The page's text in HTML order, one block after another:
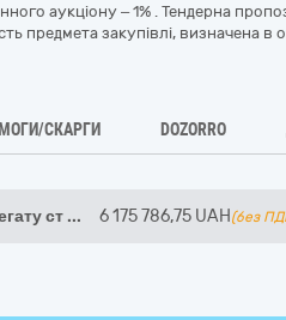
аукціону – 1% . Тендерна
предмета закупівлі, визначена в
СКАРГИ DOZORRO
ст ... 6 175 786,75 UAH (без